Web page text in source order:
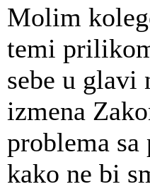
Molim
temi
sebe u glavi
izmena
problema
kako ne bi